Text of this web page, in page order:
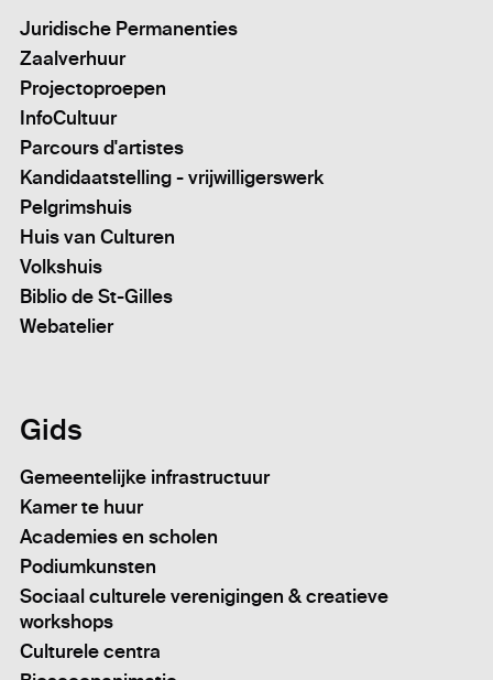
Juridische Permanenties
Zaalverhuur
Projectoproepen
InfoCultuur
Parcours d'artistes
Kandidaatstelling - vrijwilligerswerk
Pelgrimshuis
Huis van Culturen
Volkshuis
Biblio de St-Gilles
Webatelier
Gids
Gemeentelijke infrastructuur
Kamer te huur
Academies en scholen
Podiumkunsten
Sociaal culturele verenigingen & creatieve
workshops
Culturele centra